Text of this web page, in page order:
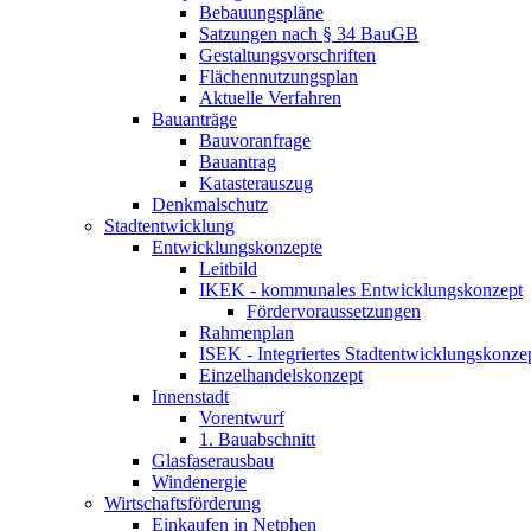
Bebauungspläne
Satzungen nach § 34 BauGB
Gestaltungsvorschriften
Flächennutzungsplan
Aktuelle Verfahren
Bauanträge
Bauvoranfrage
Bauantrag
Katasterauszug
Denkmalschutz
Stadtentwicklung
Entwicklungskonzepte
Leitbild
IKEK - kommunales Entwicklungskonzept
Fördervoraussetzungen
Rahmenplan
ISEK - Integriertes
Einzelhandelskonzept
Innenstadt
Vorentwurf
1. Bauabschnitt
Glasfaserausbau
Windenergie
Wirtschaftsförderung
Einkaufen in Netphen